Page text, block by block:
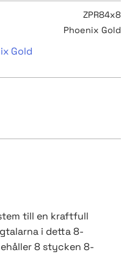
ZPR84x8
Phoenix Gold
Gold
till en kraftfull
i detta 8-
8 stycken 8-